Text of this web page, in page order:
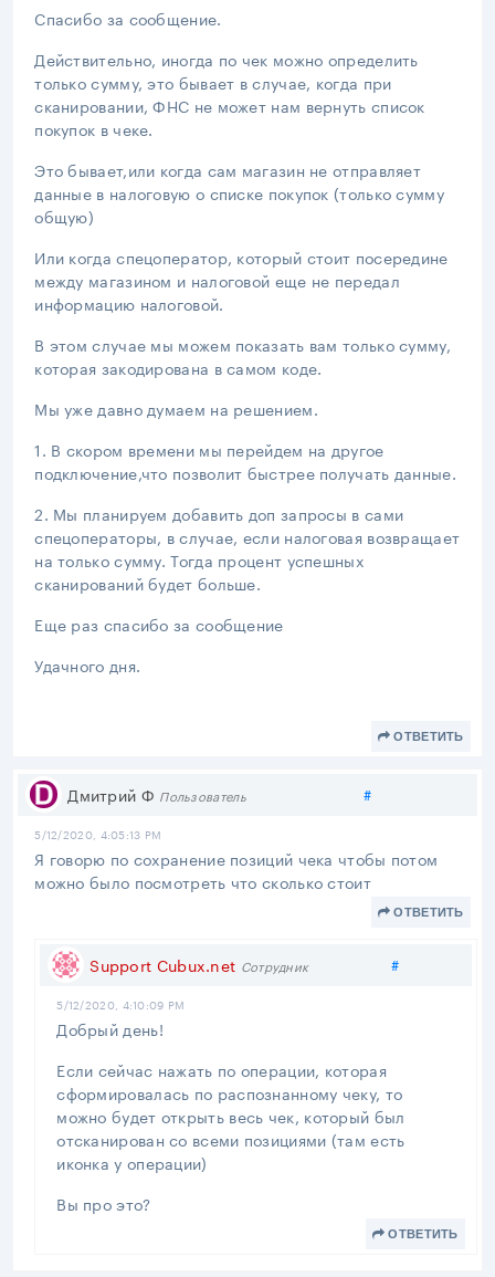
Спасибо за сообщение.
Действительно, иногда по чек можно определить
только сумму, это бывает в случае, когда при
сканировании, ФНС не может нам вернуть список
покупок в чеке.
Это бывает,или когда сам магазин не отправляет
данные в налоговую о списке покупок (только сумму
общую)
Или когда спецоператор, который стоит посередине
между магазином и налоговой еще не передал
информацию налоговой.
В этом случае мы можем показать вам только сумму,
которая закодирована в самом коде.
Мы уже давно думаем на решением.
1. В скором времени мы перейдем на другое
подключение,что позволит быстрее получать данные.
2. Мы планируем добавить доп запросы в сами
спецоператоры, в случае, если налоговая возвращает
на только сумму. Тогда процент успешных
сканирований будет больше.
Еще раз спасибо за сообщение
Удачного дня.
ОТВЕТИТЬ
Дмитрий Ф Пользователь #Поделиться
5/12/2020, 4:05:13 PM
Я говорю по сохранение позиций чека чтобы потом
можно было посмотреть что сколько стоит
ОТВЕТИТЬ
Support Cubux.net Сотрудник #Поделиться
5/12/2020, 4:10:09 PM
Добрый день!
Если сейчас нажать по операции, которая
сформировалась по распознанному чеку, то
можно будет открыть весь чек, который был
отсканирован со всеми позициями (там есть
иконка у операции)
Вы про это?
ОТВЕТИТЬ